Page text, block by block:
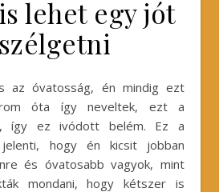
lehet egy jót
óta így neveltek, ezt a
így ez ivódott belém. Ez a
hogy én kicsit jobban
és óvatosabb vagyok, mint
mondani, hogy kétszer is